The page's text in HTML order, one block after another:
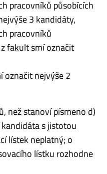
pracovníků působících
3 kandidáty,
pracovníků
fakult smí označit
označit nejvýše 2
než stanoví písmeno d)
s jistotou
lístek neplatný; o
lístku rozhodne